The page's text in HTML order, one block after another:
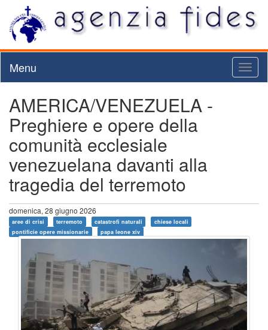
Menu
AMERICA/VENEZUELA -
Preghiere e opere della
comunità ecclesiale
venezuelana davanti alla
tragedia del terremoto
domenica, 28 giugno 2026
aree di crisi terremoto catastrofi naturali
chiese locali
pontificie opere missionarie
papa leone xiv